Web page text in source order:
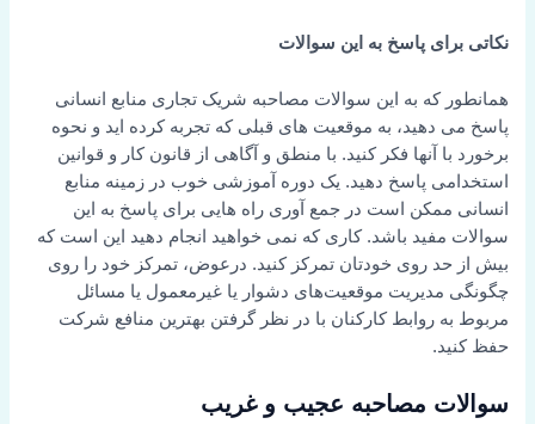
نکاتی برای پاسخ به این سوالات
همانطور که به این سوالات مصاحبه شریک تجاری منابع انسانی
پاسخ می دهید، به موقعیت های قبلی که تجربه کرده اید و نحوه
برخورد با آنها فکر کنید. با منطق و آگاهی از قانون کار و قوانین
استخدامی پاسخ دهید. یک دوره آموزشی خوب در زمینه منابع
انسانی ممکن است در جمع آوری راه هایی برای پاسخ به این
سوالات مفید باشد. کاری که نمی خواهید انجام دهید این است که
بیش از حد روی خودتان تمرکز کنید. درعوض، تمرکز خود را روی
چگونگی مدیریت موقعیت‌های دشوار یا غیرمعمول یا مسائل
مربوط به روابط کارکنان با در نظر گرفتن بهترین منافع شرکت
حفظ کنید.
سوالات مصاحبه عجیب و غریب